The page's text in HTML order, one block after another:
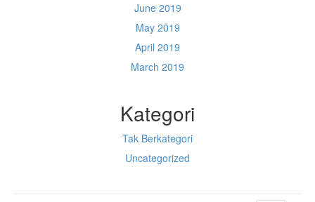
June 2019
May 2019
April 2019
March 2019
Kategori
Tak Berkategori
Uncategorized